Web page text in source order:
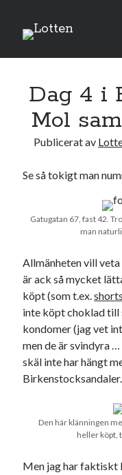
Lotten
M T T
1 2
6 7 8 9
30
Sök
Kategorier
Etiketter
Dag 4 i
Mol
Publicerat av
Se så tokigt man
Gatugatan 67, fast 42.
man
Allmänheten vill
är ack så mycket
köpt (som t.ex.
inte köpt choklad till
kondomer (jag vet
men de är svindyra
skäl inte har hängt
Birkenstocksandaler.
Den här klänningen
heller köpt,
Men jag har faktiskt